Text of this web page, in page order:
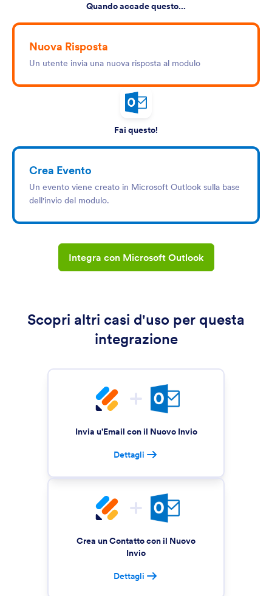
Quando accade questo...
Nuova Risposta
Un utente invia una nuova risposta al modulo
Fai questo!
Crea Evento
Un evento viene creato in Microsoft Outlook sulla base
dell'invio del modulo.
Integra con Microsoft Outlook
Scopri altri casi d'uso per questa
integrazione
Invia u'Email con il Nuovo Invio
Dettagli
Crea un Contatto con il Nuovo
Invio
Dettagli